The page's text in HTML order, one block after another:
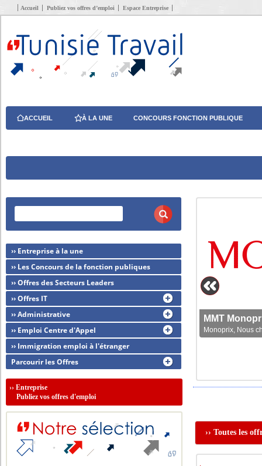
Accueil Publiez vos offres d’emploi Espace Entreprise
ACCUEIL À LA UNE CONCOURS FONCTION PUBLIQUE
MMT
Monoprix, Nous
›› Toutes les
›› Entreprise à la une
›› Les Concours de la fonction publiques
›› Offres des Secteurs Leaders
›› Offres IT
›› Administrative
›› Emploi Centre d'Appel
›› Immigration emploi à l'étranger
Parcourir les Offres
››Entreprise
Publiez vos offres d'emploi